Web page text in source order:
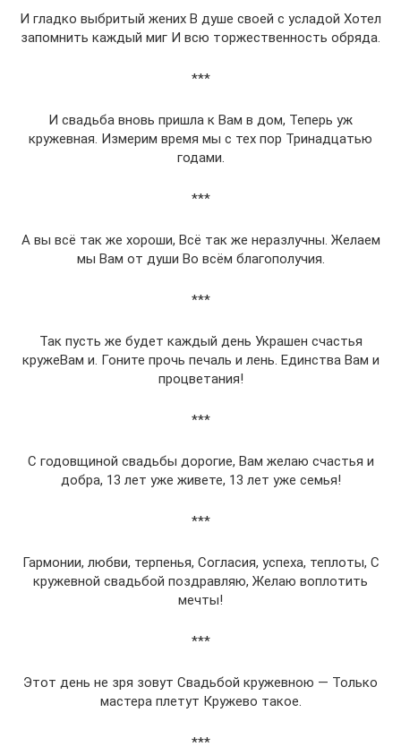
И гладко выбритый жених В душе своей с усладой Хотел
запомнить каждый миг И всю торжественность обряда.
***
И свадьба вновь пришла к Вам в дом, Теперь уж
кружевная. Измерим время мы с тех пор Тринадцатью
годами.
***
А вы всё так же хороши, Всё так же неразлучны. Желаем
мы Вам от души Во всём благополучия.
***
Так пусть же будет каждый день Украшен счастья
кружеВам и. Гоните прочь печаль и лень. Единства Вам и
процветания!
***
С годовщиной свадьбы дорогие, Вам желаю счастья и
добра, 13 лет уже живете, 13 лет уже семья!
***
Гармонии, любви, терпенья, Согласия, успеха, теплоты, С
кружевной свадьбой поздравляю, Желаю воплотить
мечты!
***
Этот день не зря зовут Свадьбой кружевною — Только
мастера плетут Кружево такое.
***